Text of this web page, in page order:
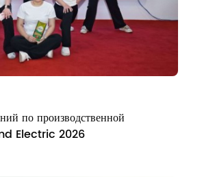
по производственной
Electric 2026